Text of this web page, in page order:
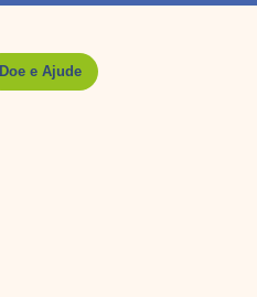
Doe e Ajude